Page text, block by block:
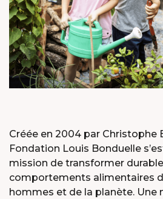
Créée en 2004 par Christophe
Fondation Louis Bonduelle
mission de transformer
comportements alimentaires
hommes et de la planète. Une